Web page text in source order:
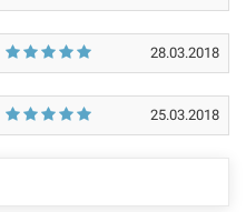
28.03.2018
25.03.2018